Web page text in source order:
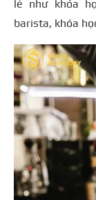
lẻ như khóa
barista, khóa